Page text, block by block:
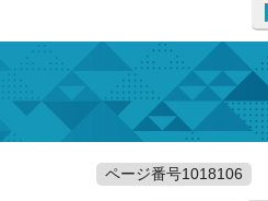
ページ番号1018106